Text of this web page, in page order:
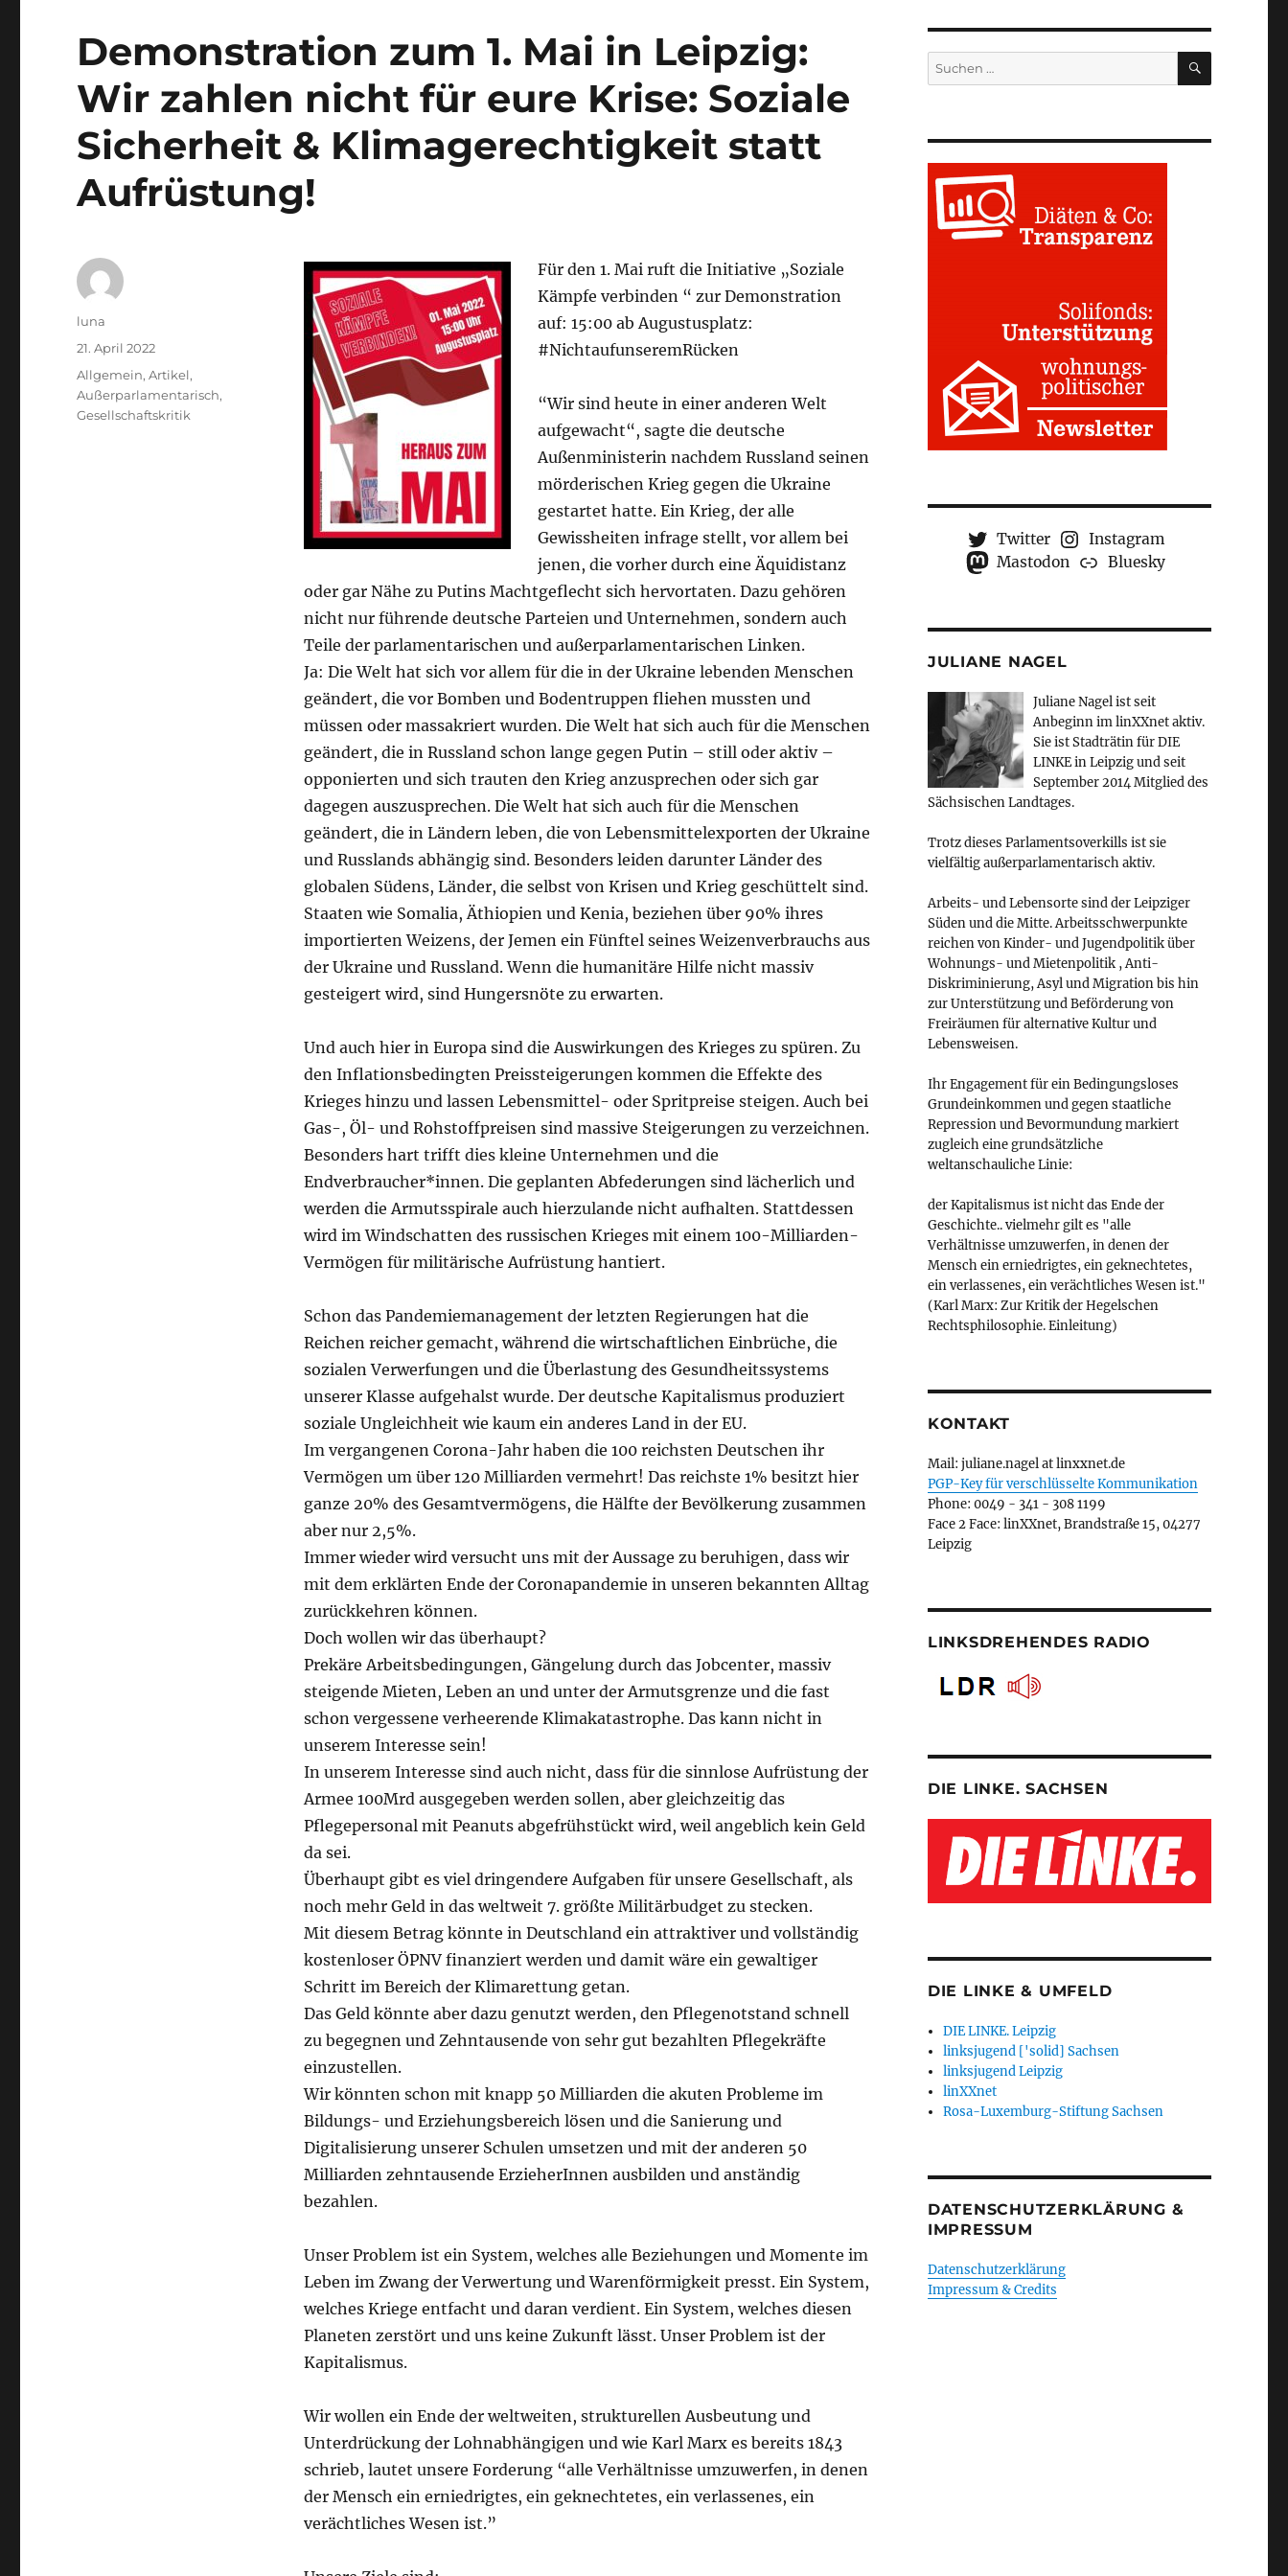
Demonstration zum 1. Mai in Leipzig:
Wir zahlen nicht für eure Krise: Soziale
Sicherheit & Klimagerechtigkeit statt
Aufrüstung!
Für den 1. Mai ruft die Initiative „Soziale
Kämpfe verbinden “ zur Demonstration
auf: 15:00 ab Augustusplatz:
#NichtaufunseremRücken
“Wir sind heute in einer anderen Welt
aufgewacht“, sagte die deutsche
Außenministerin nachdem Russland seinen
mörderischen Krieg gegen die Ukraine
gestartet hatte. Ein Krieg, der alle
Gewissheiten infrage stellt, vor allem bei
jenen, die vorher durch eine Äquidistanz
oder gar Nähe zu Putins Machtgeflecht sich hervortaten. Dazu gehören
nicht nur führende deutsche Parteien und Unternehmen, sondern auch
Teile der parlamentarischen und außerparlamentarischen Linken.
Ja: Die Welt hat sich vor allem für die in der Ukraine lebenden Menschen
geändert, die vor Bomben und Bodentruppen fliehen mussten und
müssen oder massakriert wurden. Die Welt hat sich auch für die Menschen
geändert, die in Russland schon lange gegen Putin – still oder aktiv –
opponierten und sich trauten den Krieg anzusprechen oder sich gar
dagegen auszusprechen. Die Welt hat sich auch für die Menschen
geändert, die in Ländern leben, die von Lebensmittelexporten der Ukraine
und Russlands abhängig sind. Besonders leiden darunter Länder des
globalen Südens, Länder, die selbst von Krisen und Krieg geschüttelt sind.
Staaten wie Somalia, Äthiopien und Kenia, beziehen über 90% ihres
importierten Weizens, der Jemen ein Fünftel seines Weizenverbrauchs aus
der Ukraine und Russland. Wenn die humanitäre Hilfe nicht massiv
gesteigert wird, sind Hungersnöte zu erwarten.
Und auch hier in Europa sind die Auswirkungen des Krieges zu spüren. Zu
den Inflationsbedingten Preissteigerungen kommen die Effekte des
Krieges hinzu und lassen Lebensmittel- oder Spritpreise steigen. Auch bei
Gas-, Öl- und Rohstoffpreisen sind massive Steigerungen zu verzeichnen.
Besonders hart trifft dies kleine Unternehmen und die
Endverbraucher*innen. Die geplanten Abfederungen sind lächerlich und
werden die Armutsspirale auch hierzulande nicht aufhalten. Stattdessen
wird im Windschatten des russischen Krieges mit einem 100-Milliarden-
Vermögen für militärische Aufrüstung hantiert.
Schon das Pandemiemanagement der letzten Regierungen hat die
Reichen reicher gemacht, während die wirtschaftlichen Einbrüche, die
sozialen Verwerfungen und die Überlastung des Gesundheitssystems
unserer Klasse aufgehalst wurde. Der deutsche Kapitalismus produziert
soziale Ungleichheit wie kaum ein anderes Land in der EU.
Im vergangenen Corona-Jahr haben die 100 reichsten Deutschen ihr
Vermögen um über 120 Milliarden vermehrt! Das reichste 1% besitzt hier
ganze 20% des Gesamtvermögens, die Hälfte der Bevölkerung zusammen
aber nur 2,5%.
Immer wieder wird versucht uns mit der Aussage zu beruhigen, dass wir
mit dem erklärten Ende der Coronapandemie in unseren bekannten Alltag
zurückkehren können.
Doch wollen wir das überhaupt?
Prekäre Arbeitsbedingungen, Gängelung durch das Jobcenter, massiv
steigende Mieten, Leben an und unter der Armutsgrenze und die fast
schon vergessene verheerende Klimakatastrophe. Das kann nicht in
unserem Interesse sein!
In unserem Interesse sind auch nicht, dass für die sinnlose Aufrüstung der
Armee 100Mrd ausgegeben werden sollen, aber gleichzeitig das
Pflegepersonal mit Peanuts abgefrühstückt wird, weil angeblich kein Geld
da sei.
Überhaupt gibt es viel dringendere Aufgaben für unsere Gesellschaft, als
noch mehr Geld in das weltweit 7. größte Militärbudget zu stecken.
Mit diesem Betrag könnte in Deutschland ein attraktiver und vollständig
kostenloser ÖPNV finanziert werden und damit wäre ein gewaltiger
Schritt im Bereich der Klimarettung getan.
Das Geld könnte aber dazu genutzt werden, den Pflegenotstand schnell
zu begegnen und Zehntausende von sehr gut bezahlten Pflegekräfte
einzustellen.
Wir könnten schon mit knapp 50 Milliarden die akuten Probleme im
Bildungs- und Erziehungsbereich lösen und die Sanierung und
Digitalisierung unserer Schulen umsetzen und mit der anderen 50
Milliarden zehntausende ErzieherInnen ausbilden und anständig
bezahlen.
Unser Problem ist ein System, welches alle Beziehungen und Momente im
Leben im Zwang der Verwertung und Warenförmigkeit presst. Ein System,
welches Kriege entfacht und daran verdient. Ein System, welches diesen
Planeten zerstört und uns keine Zukunft lässt. Unser Problem ist der
Kapitalismus.
Wir wollen ein Ende der weltweiten, strukturellen Ausbeutung und
Unterdrückung der Lohnabhängigen und wie Karl Marx es bereits 1843
schrieb, lautet unsere Forderung “alle Verhältnisse umzuwerfen, in denen
der Mensch ein erniedrigtes, ein geknechtetes, ein verlassenes, ein
verächtliches Wesen ist.”
Autor
luna
Veröffentlicht
am
21. April 2022
Kategorien
Allgemein,Artikel,
Außerparlamentarisch,
Gesellschaftskritik
Suchen
nach:
SUCHEN
Twitter
Instagram
Mastodon
Bluesky
JULIANE NAGEL
Juliane Nagel ist seit
Anbeginnim linXXnet aktiv.
Sie ist Stadträtin für DIE
LINKE in Leipzig und seit
September 2014 Mitglied des
Sächsischen Landtages.
Trotz dieses Parlamentsoverkills ist sie
vielfältig außerparlamentarisch aktiv.
Arbeits- und Lebensorte sind der Leipziger
Süden und die Mitte. Arbeitsschwerpunkte
reichen von Kinder- und Jugendpolitik über
Wohnungs- und Mietenpolitik , Anti-
Diskriminierung, Asyl und Migration bis hin
zur Unterstützung und Beförderung von
Freiräumen für alternative Kultur und
Lebensweisen.
Ihr Engagement für ein Bedingungsloses
Grundeinkommen und gegen staatliche
Repression und Bevormundung markiert
zugleich eine grundsätzliche
weltanschauliche Linie:
der Kapitalismus ist nicht das Ende der
Geschichte.. vielmehr gilt es "alle
Verhältnisse umzuwerfen, in denen der
Mensch ein erniedrigtes, ein geknechtetes,
ein verlassenes, ein verächtliches Wesen ist."
(Karl Marx: Zur Kritik der Hegelschen
Rechtsphilosophie. Einleitung)
KONTAKT
Mail: juliane.nagel at linxxnet.de
PGP-Key für verschlüsselte Kommunikation
Phone: 0049 - 341 - 308 1199
Face 2 Face: linXXnet, Brandstraße 15, 04277
Leipzig
LINKSDREHENDES RADIO
DIE LINKE. SACHSEN
DIE LINKE & UMFELD
DIE LINKE. Leipzig
linksjugend ['solid] Sachsen
linksjugend Leipzig
linXXnet
Rosa-Luxemburg-Stiftung Sachsen
DATENSCHUTZERKLÄRUNG &
IMPRESSUM
Datenschutzerklärung
Impressum & Credits